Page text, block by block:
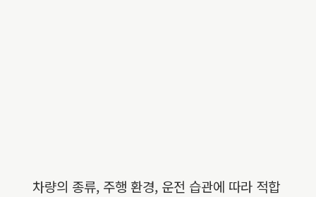
차량의 종류, 주행 환경, 운전 습관에 따라 적합